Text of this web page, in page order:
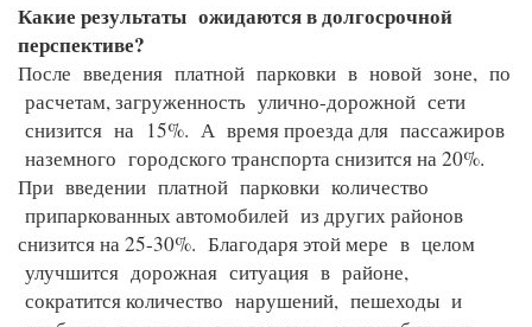
Какие результаты ожидаются в долгосрочной
перспективе?
После введения платной парковки в новой зоне, по
расчетам, загруженность улично-дорожной сети
снизится на 15%. А время проезда для пассажиров
наземного городского транспорта снизится на 20%.
При введении платной парковки количество
припаркованных автомобилей из других районов
снизится на 25-30%. Благодаря этой мере в целом
улучшится дорожная ситуация в районе,
сократится количество нарушений, пешеходы и